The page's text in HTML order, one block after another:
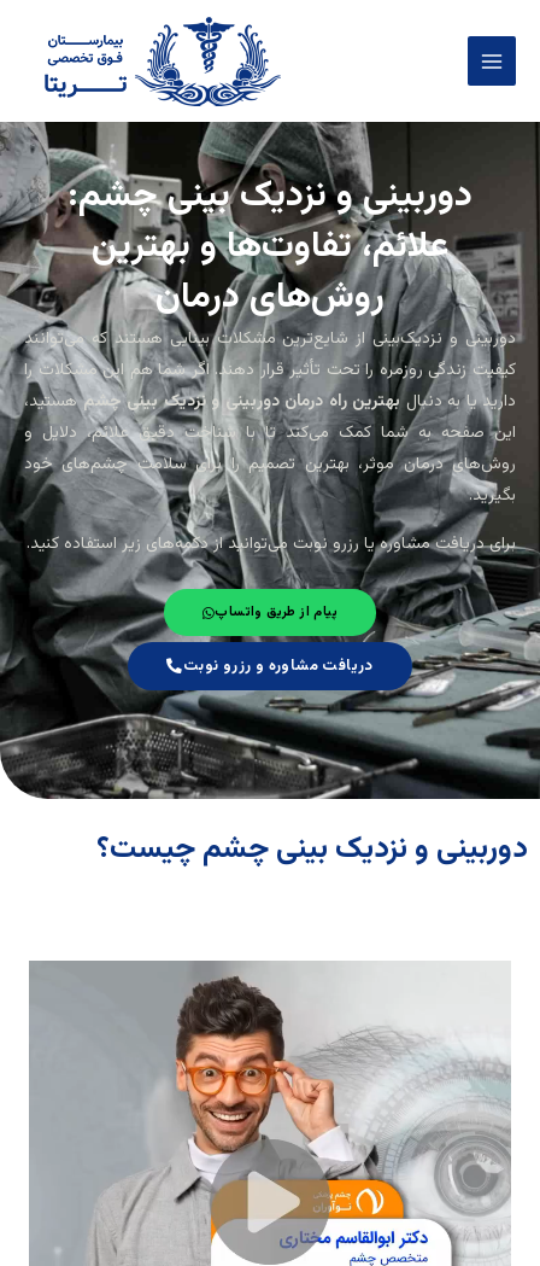
محتواMenu
دوربینی و نزدیک بینی چشم:
علائم، تفاوت‌ها و بهترین
روش‌های درمان
دوربینی و نزدیک‌بینی از شایع‌ترین مشکلات بینایی هستند که می‌توانند
کیفیت زندگی روزمره را تحت تأثیر قرار دهند. اگر شما هم این مشکلات را
دارید یا به دنبالبهترین راه درمان دوربینی و نزدیک بینی چشمهستید،
این صفحه به شما کمک می‌کند تا با شناخت دقیق علائم، دلایل و
روش‌های درمان موثر، بهترین تصمیم را برای سلامت چشم‌های خود
بگیرید.
برای دریافت مشاوره یا رزرو نوبت می‌توانید از دکمه‌های زیر استفاده کنید.
پیام از طریق واتساپ
دریافت مشاوره و رزرو نوبت
دوربینی و نزدیک بینی چشم چیست؟